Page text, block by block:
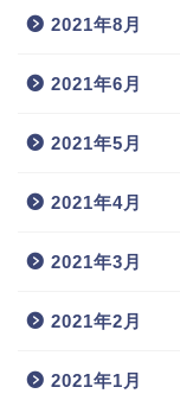
2021年8月
2021年6月
2021年5月
2021年4月
2021年3月
2021年2月
2021年1月